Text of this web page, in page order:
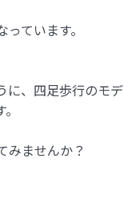
ています。
に、四足歩行のモデ
みませんか？